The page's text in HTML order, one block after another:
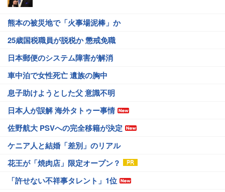
熊本の被災地で「火事場泥棒」か
25歳国税職員が脱税か 懲戒免職
日本郵便のシステム障害が解消
車中泊で女性死亡 遺族の胸中
息子助けようとした父 意識不明
日本人が誤解 海外タトゥー事情
佐野航大 PSVへの完全移籍が決定
ケニア人と結婚「差別」のリアル
花王が「焼肉店」限定オープン？
「許せない不祥事タレント」1位